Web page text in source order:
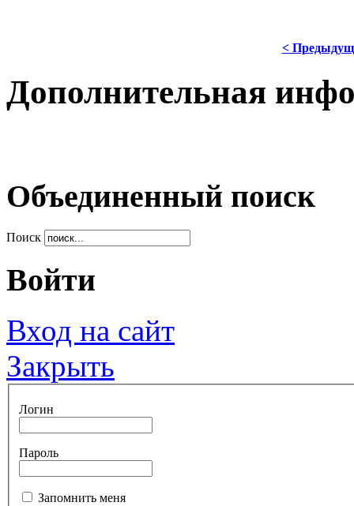
<
Дополнительная
Объединенный поиск
Поиск
Войти
Вход на сайт
Закрыть
Логин
Пароль
Запомнить меня